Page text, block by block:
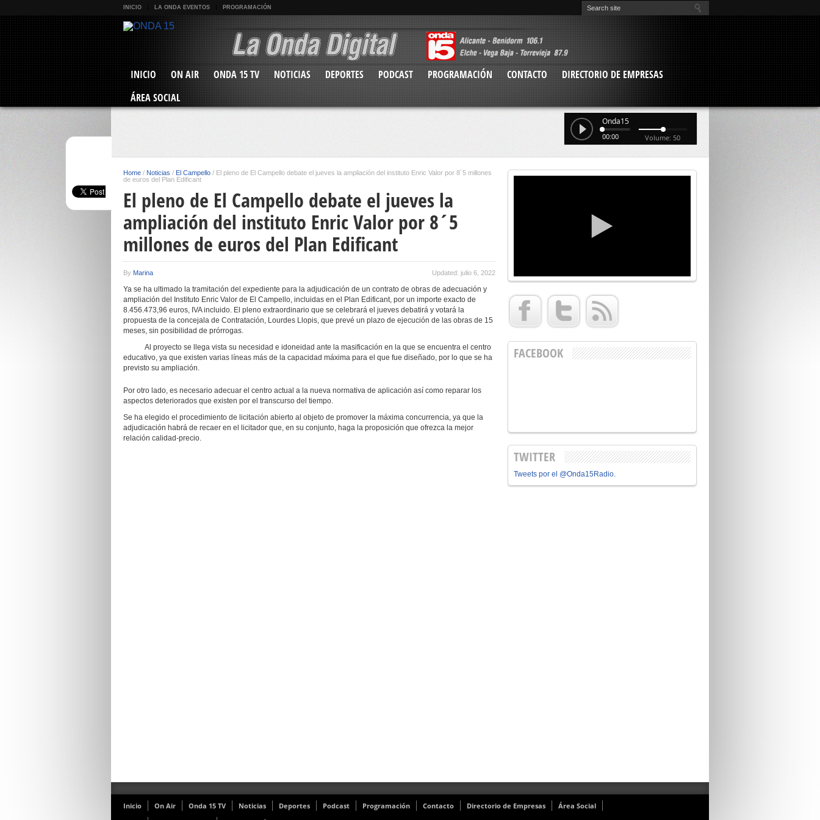
INICIO LA ONDA EVENTOS PROGRAMACIÓN
INICIO ON AIR ONDA 15 TV NOTICIAS DEPORTES PODCAST PROGRAMACIÓN CONTACTO
DIRECTORIO DE EMPRESAS
ÁREA SOCIAL
Onda15
00:00 Volume: 50
Home / Noticias / El Campello / El pleno de El Campello debate el jueves la ampliación del instituto Enric Valor por 8´5 millones
de euros del Plan Edificant
El pleno de El Campello debate el jueves la
ampliación del instituto Enric Valor por 8´5
millones de euros del Plan Edificant
By Marina Updated: julio 6, 2022
Ya se ha ultimado la tramitación del expediente para la adjudicación de un contrato de obras de adecuación y
ampliación del Instituto Enric Valor de El Campello, incluidas en el Plan Edificant, por un importe exacto de
8.456.473,96 euros, IVA incluido. El pleno extraordinario que se celebrará el jueves debatirá y votará la
propuesta de la concejala de Contratación, Lourdes Llopis, que prevé un plazo de ejecución de las obras de 15
meses, sin posibilidad de prórrogas.
Al proyecto se llega vista su necesidad e idoneidad ante la masificación en la que se encuentra el centro
educativo, ya que existen varias líneas más de la capacidad máxima para el que fue diseñado, por lo que se ha
previsto su ampliación.
Por otro lado, es necesario adecuar el centro actual a la nueva normativa de aplicación así como reparar los
aspectos deteriorados que existen por el transcurso del tiempo.
Se ha elegido el procedimiento de licitación abierto al objeto de promover la máxima concurrencia, ya que la
adjudicación habrá de recaer en el licitador que, en su conjunto, haga la proposición que ofrezca la mejor
relación calidad-precio.
FACEBOOK
TWITTER
Tweets por el @Onda15Radio.
Inicio On Air Onda 15 TV Noticias Deportes Podcast Programación Contacto Directorio de Empresas
Área Social